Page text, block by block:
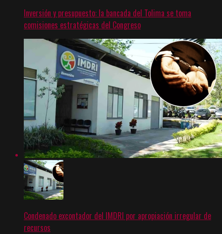
Inversión y presupuesto: la bancada del Tolima se toma
comisiones estratégicas del Congreso
Condenado excontador del IMDRI por apropiación irregular de
recursos